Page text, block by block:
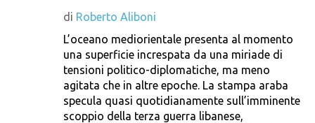
di Roberto Aliboni
L’oceano mediorientale presenta al momento
una superficie increspata da una miriade di
tensioni politico-diplomatiche, ma meno
agitata che in altre epoche. La stampa araba
specula quasi quotidianamente sull’imminente
scoppio della terza guerra libanese,